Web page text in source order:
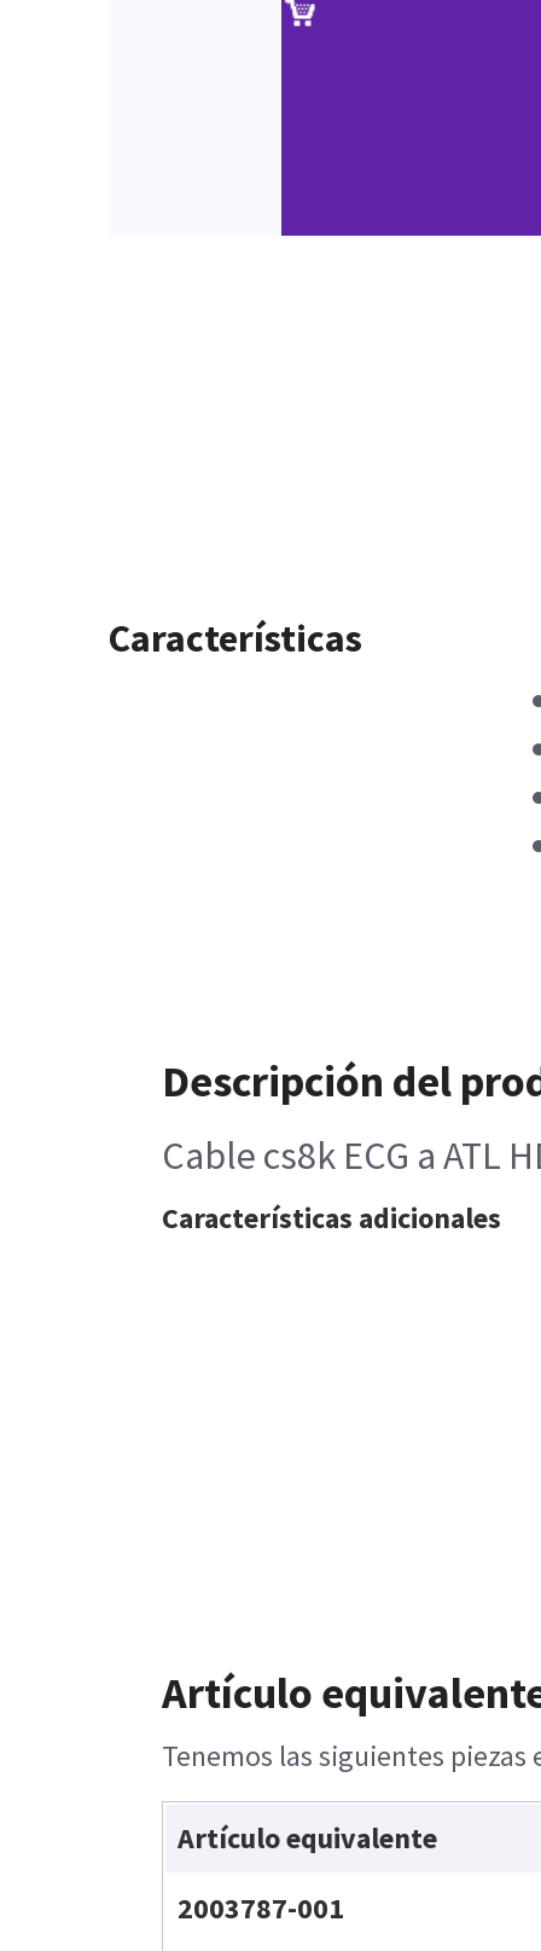
Características
Descripción del
Cable cs8k ECG a ATL
Características adicionales
Artículo
Tenemos las siguientes
Artículo equivalente
2003787-001